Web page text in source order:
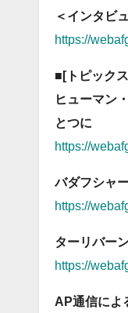
＜インタビ
https://
■[トピック
ヒューマン
とつに
https://
バダフシャ
https://
ターリバー
https://
AP通信によ